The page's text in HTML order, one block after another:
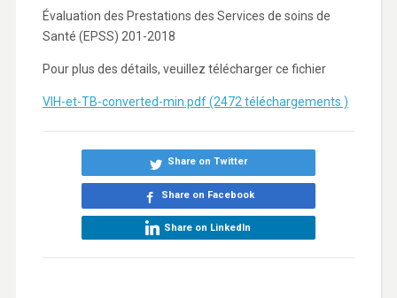
Évaluation des Prestations des Services de soins de
Santé (EPSS) 201-2018
Pour plus des détails, veuillez télécharger ce fichier
VIH-et-TB-converted-min.pdf (2472 téléchargements )
Share on Twitter
Share on Facebook
Share on LinkedIn